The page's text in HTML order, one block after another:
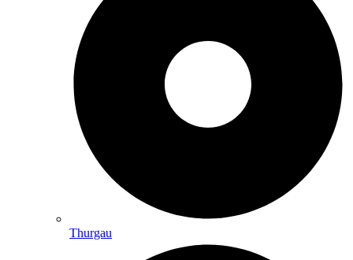
Thurgau